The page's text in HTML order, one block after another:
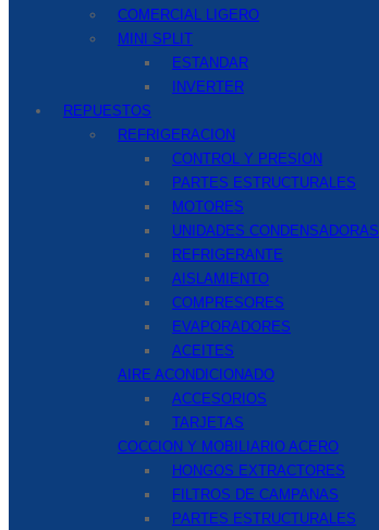
COMERCIAL LIGERO
MINI SPLIT
ESTANDAR
INVERTER
REPUESTOS
REFRIGERACION
CONTROL Y PRESION
PARTES ESTRUCTURALES
MOTORES
UNIDADES CONDENSADORAS
REFRIGERANTE
AISLAMIENTO
COMPRESORES
EVAPORADORES
ACEITES
AIRE ACONDICIONADO
ACCESORIOS
TARJETAS
COCCION Y MOBILIARIO ACERO
HONGOS EXTRACTORES
FILTROS DE CAMPANAS
PARTES ESTRUCTURALES